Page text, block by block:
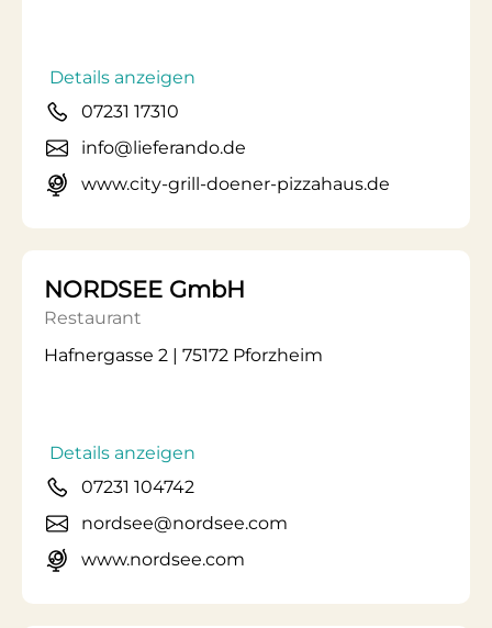
Details anzeigen
07231 17310
info@lieferando.de
www.city-grill-doener-pizzahaus.de
NORDSEE GmbH
Restaurant
Hafnergasse 2 | 75172 Pforzheim
Details anzeigen
07231 104742
nordsee@nordsee.com
www.nordsee.com